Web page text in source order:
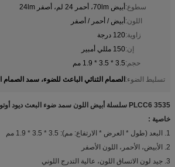
سطوع:أبيض 70lm، أحمر 24 لم، أصفر 24lm
اللون:أبيض / أحمر / أصفر
زاوية:120 درجة
إن:150 مللي أمبير
حجم:3.5 * 3.5 * 1.9 مم
تسليط الضوء:الصمام الثنائي الباعث للضوء، سمد الصمام
3535 PLCC6 سلسلة أبيض اللون سمد ضوء البعث ديود أوتوماتيكي التطبيق الخارجي
خاصية :
1. البعد (طول * العرض * الارتفاع: مم): 3.5 * 3.5 * 1.9 مم
2. الأبيض، الأحمر، اللون الأصفر
3. جيد لون الاتساق اللون، عالية التدرج اللوني